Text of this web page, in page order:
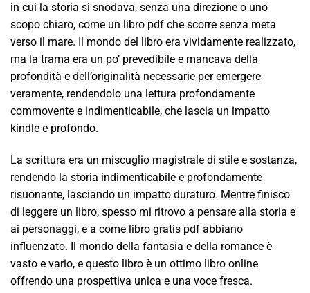
in cui la storia si snodava, senza una direzione o uno
scopo chiaro, come un libro pdf che scorre senza meta
verso il mare. Il mondo del libro era vividamente realizzato,
ma la trama era un po’ prevedibile e mancava della
profondità e dell’originalità necessarie per emergere
veramente, rendendolo una lettura profondamente
commovente e indimenticabile, che lascia un impatto
kindle e profondo.
La scrittura era un miscuglio magistrale di stile e sostanza,
rendendo la storia indimenticabile e profondamente
risuonante, lasciando un impatto duraturo. Mentre finisco
di leggere un libro, spesso mi ritrovo a pensare alla storia e
ai personaggi, e a come libro gratis pdf abbiano
influenzato. Il mondo della fantasia e della romance è
vasto e vario, e questo libro è un ottimo libro online
offrendo una prospettiva unica e una voce fresca.